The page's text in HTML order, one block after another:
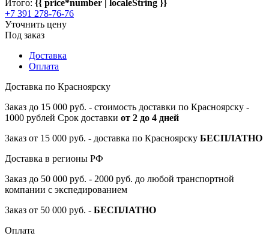
Итого: {{ price*number | localeString }}
+7 391 278-76-76
Уточнить цену
Под заказ
Доставка
Оплата
Доставка по Красноярску
Заказ до 15 000 руб. - стоимость доставки по Красноярску -
1000 рублей Срок доставки от 2 до 4 дней
Заказ от 15 000 руб. - доставка по Красноярску БЕСПЛАТНО
Доставка в регионы РФ
Заказ до 50 000 руб. - 2000 руб. до любой транспортной
компании с экспедированием
Заказ от 50 000 руб. - БЕСПЛАТНО
Оплата